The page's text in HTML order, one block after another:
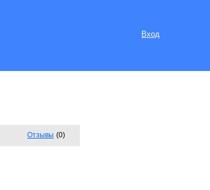
Вход
Отзывы (0)